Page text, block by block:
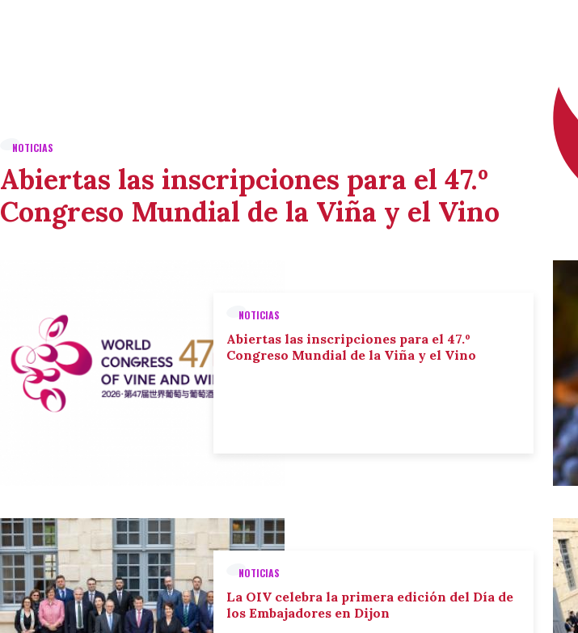
NOTICIAS
Abiertas las inscripciones para el 47.º
Congreso Mundial de la Viña y el Vino
NOTICIAS
Abiertas las inscripciones para el 47.º
Congreso Mundial de la Viña y el Vino
NOTICIAS
La OIV celebra la primera edición del Día de
los Embajadores en Dijon